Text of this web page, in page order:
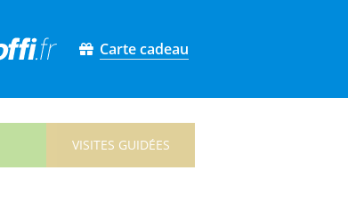
Carte cadeau
VISITES GUIDÉES